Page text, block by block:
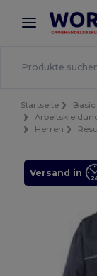
× Bessere
Startseite
Herren
Versand in